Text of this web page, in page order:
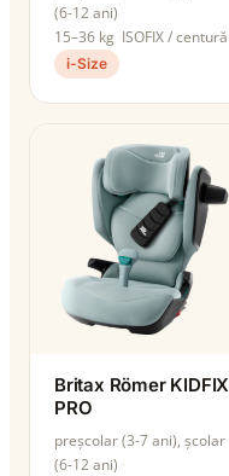
(6-12 ani)
15–36 kg ISOFIX / centură
i-Size
Britax Römer KIDFIX
PRO
preșcolar (3-7 ani), școlar
(6-12 ani)